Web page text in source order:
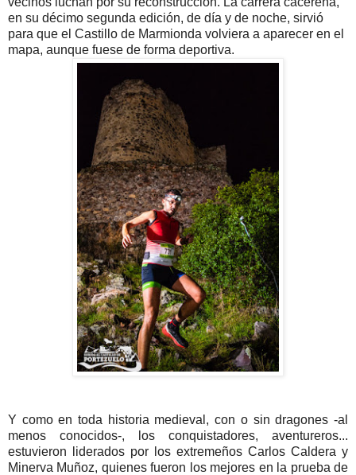
en su décimo segunda edición, de día y de noche, sirvió
para que el Castillo de Marmionda volviera a aparecer en el
mapa, aunque fuese de forma deportiva.
Y como en toda historia medieval, con o sin dragones -al
menos conocidos-, los conquistadores, aventureros...
estuvieron liderados por los extremeños Carlos Caldera y
Minerva Muñoz, quienes fueron los mejores en la prueba de